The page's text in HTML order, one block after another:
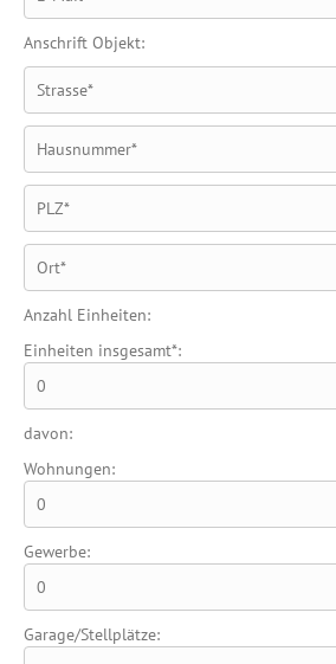
Anschrift Objekt:
Anzahl Einheiten:
Einheiten insgesamt*:
davon:
Wohnungen:
Gewerbe:
Garage/Stellplätze: